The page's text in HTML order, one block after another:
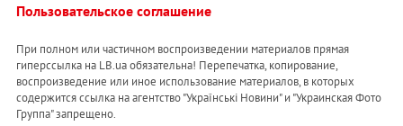
Пользовательское соглашение
При полном или частичном воспроизведении материалов прямая
гиперссылка на LB.ua обязательна! Перепечатка, копирование,
воспроизведение или иное использование материалов, в которых
содержится ссылка на агентство "Українськi Новини" и "Украинская Фото
Группа" запрещено.